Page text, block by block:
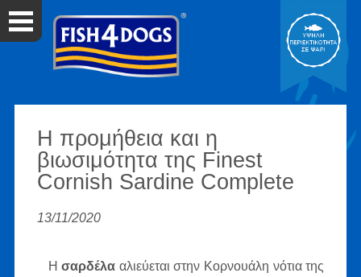
Η προμήθεια και η
βιωσιμότητα της Finest
Cornish Sardine Complete
13/11/2020
Ησαρδέλα αλιεύεται στην Κορνουάλη νότια της